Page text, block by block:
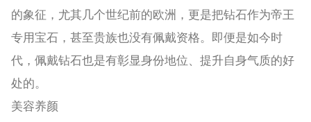
的象征，尤其几个世纪前的欧洲，更是把钻石作为帝王
专用宝石，甚至贵族也没有佩戴资格。即便是如今时
代，佩戴钻石也是有彰显身份地位、提升自身气质的好
处的。
美容养颜